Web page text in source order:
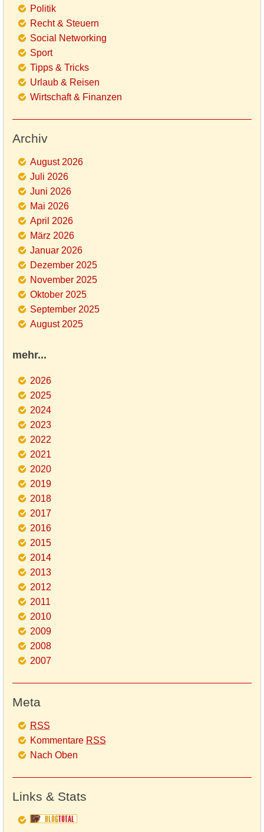
Politik
Recht & Steuern
Social Networking
Sport
Tipps & Tricks
Urlaub & Reisen
Wirtschaft & Finanzen
Archiv
August 2026
Juli 2026
Juni 2026
Mai 2026
April 2026
März 2026
Januar 2026
Dezember 2025
November 2025
Oktober 2025
September 2025
August 2025
mehr...
2026
2025
2024
2023
2022
2021
2020
2019
2018
2017
2016
2015
2014
2013
2012
2011
2010
2009
2008
2007
Meta
RSS
Kommentare RSS
Nach Oben
Links & Stats